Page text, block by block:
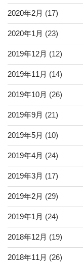
2020年2月 (17)
2020年1月 (23)
2019年12月 (12)
2019年11月 (14)
2019年10月 (26)
2019年9月 (21)
2019年5月 (10)
2019年4月 (24)
2019年3月 (17)
2019年2月 (29)
2019年1月 (24)
2018年12月 (19)
2018年11月 (26)